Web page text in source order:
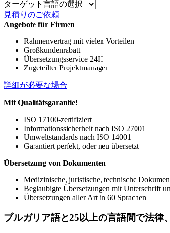
ターゲット言語の選択
見積りのご依頼
Angebote für Firmen
Rahmenvertrag mit vielen Vorteilen
Großkundenrabatt
Übersetzungsservice 24H
Zugeteilter Projektmanager
詳細が必要な場合
Mit Qualitätsgarantie!
ISO 17100-zertifiziert
Informationssicherheit nach ISO 27001
Umweltstandards nach ISO 14001
Garantiert perfekt, oder neu übersetzt
Übersetzung von Dokumenten
Medizinische, juristische, technische
Beglaubigte Übersetzungen mit Unterschrift
Übersetzungen aller Art in 60 Sprachen
ブルガリア語と25 以上の言語間で法律